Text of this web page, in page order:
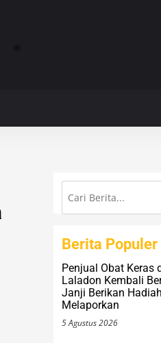
Cari
Berita Populer
Penjual Obat Keras
Laladon Kembali
Janji Berikan
Melaporkan
5 Agustus 2026